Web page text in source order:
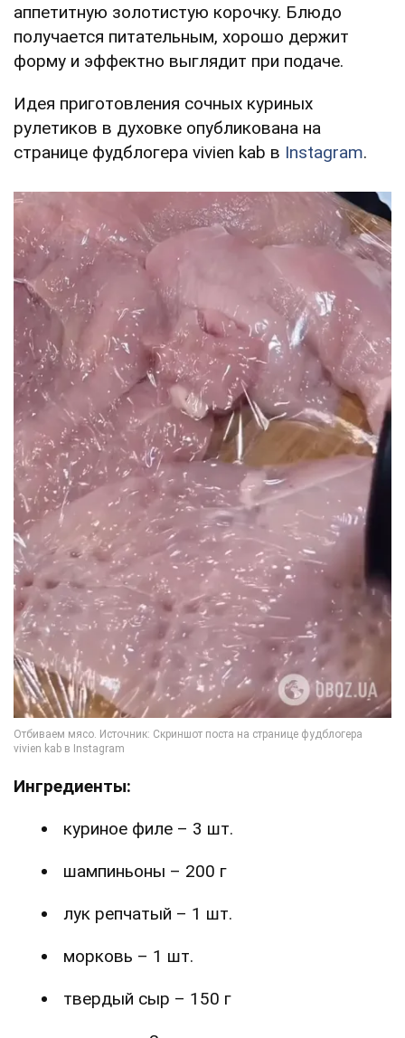
аппетитную золотистую корочку. Блюдо
получается питательным, хорошо держит
форму и эффектно выглядит при подаче.
Идея приготовления сочных куриных
рулетиков в духовке опубликована на
странице фудблогера vivien kab в Instagram.
Ингредиенты:
куриное филе – 3 шт.
шампиньоны – 200 г
лук репчатый – 1 шт.
морковь – 1 шт.
твердый сыр – 150 г